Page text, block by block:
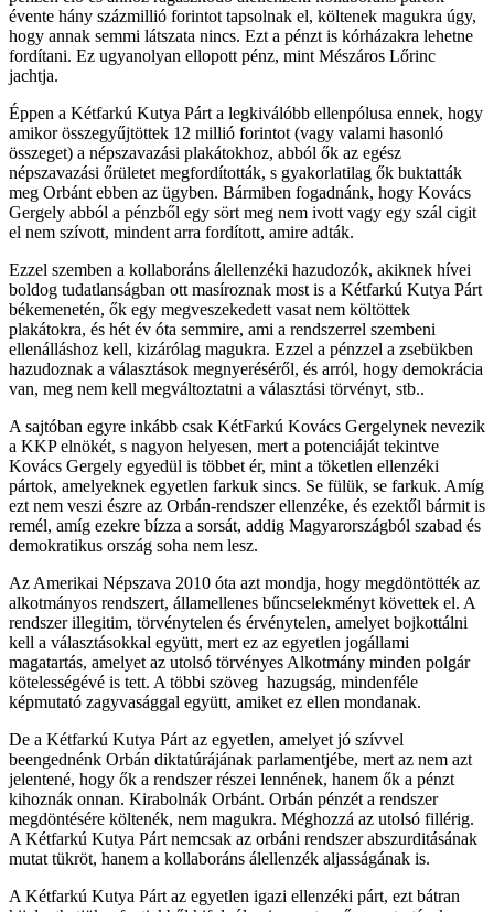
évente hány százmillió forintot tapsolnak el, költenek magukra úgy,
hogy annak semmi látszata nincs. Ezt a pénzt is kórházakra lehetne
fordítani. Ez ugyanolyan ellopott pénz, mint Mészáros Lőrinc
jachtja.
Éppen a Kétfarkú Kutya Párt a legkiválóbb ellenpólusa ennek, hogy
amikor összegyűjtöttek 12 millió forintot (vagy valami hasonló
összeget) a népszavazási plakátokhoz, abból ők az egész
népszavazási őrületet megfordították, s gyakorlatilag ők buktatták
meg Orbánt ebben az ügyben. Bármiben fogadnánk, hogy Kovács
Gergely abból a pénzből egy sört meg nem ivott vagy egy szál cigit
el nem szívott, mindent arra fordított, amire adták.
Ezzel szemben a kollaboráns álellenzéki hazudozók, akiknek hívei
boldog tudatlanságban ott masíroznak most is a Kétfarkú Kutya Párt
békemenetén, ők egy megveszekedett vasat nem költöttek
plakátokra, és hét év óta semmire, ami a rendszerrel szembeni
ellenálláshoz kell, kizárólag magukra. Ezzel a pénzzel a zsebükben
hazudoznak a választások megnyeréséről, és arról, hogy demokrácia
van, meg nem kell megváltoztatni a választási törvényt, stb..
A sajtóban egyre inkább csak KétFarkú Kovács Gergelynek nevezik
a KKP elnökét, s nagyon helyesen, mert a potenciáját tekintve
Kovács Gergely egyedül is többet ér, mint a töketlen ellenzéki
pártok, amelyeknek egyetlen farkuk sincs. Se fülük, se farkuk. Amíg
ezt nem veszi észre az Orbán-rendszer ellenzéke, és ezektől bármit is
remél, amíg ezekre bízza a sorsát, addig Magyarországból szabad és
demokratikus ország soha nem lesz.
Az Amerikai Népszava 2010 óta azt mondja, hogy megdöntötték az
alkotmányos rendszert, államellenes bűncselekményt követtek el. A
rendszer illegitim, törvénytelen és érvénytelen, amelyet bojkottálni
kell a választásokkal együtt, mert ez az egyetlen jogállami
magatartás, amelyet az utolsó törvényes Alkotmány minden polgár
kötelességévé is tett. A többi szöveg hazugság, mindenféle
képmutató zagyvasággal együtt, amiket ez ellen mondanak.
De a Kétfarkú Kutya Párt az egyetlen, amelyet jó szívvel
beengednénk Orbán diktatúrájának parlamentjébe, mert az nem azt
jelentené, hogy ők a rendszer részei lennének, hanem ők a pénzt
kihoznák onnan. Kirabolnák Orbánt. Orbán pénzét a rendszer
megdöntésére költenék, nem magukra. Méghozzá az utolsó fillérig.
A Kétfarkú Kutya Párt nemcsak az orbáni rendszer abszurditásának
mutat tükröt, hanem a kollaboráns álellenzék aljasságának is.
A Kétfarkú Kutya Párt az egyetlen igazi ellenzéki párt, ezt bátran